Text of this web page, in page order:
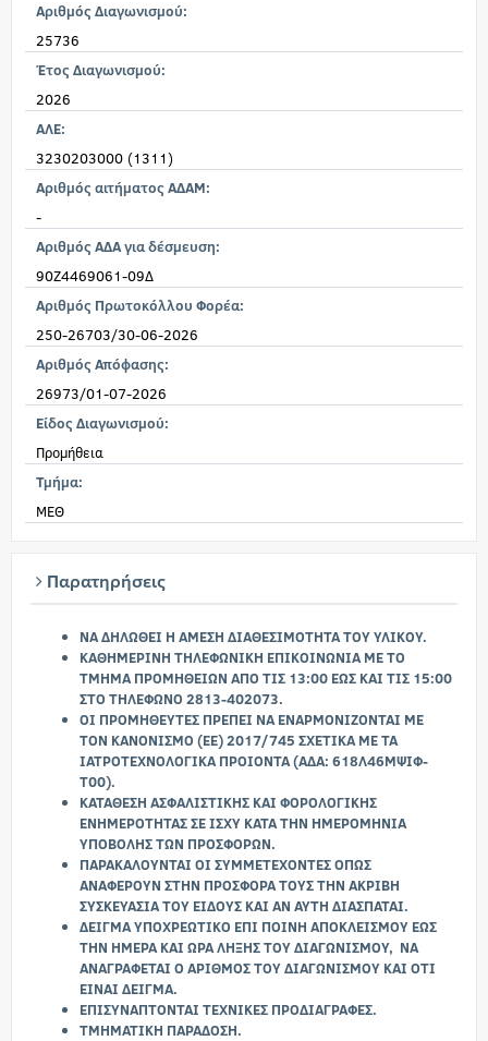
Αριθμός Διαγωνισμού:
25736
Έτος Διαγωνισμού:
2026
ΑΛΕ:
3230203000 (1311)
Αριθμός αιτήματος ΑΔΑΜ:
-
Αριθμός ΑΔΑ για δέσμευση:
90Ζ4469061-09Δ
Αριθμός Πρωτοκόλλου Φορέα:
250-26703/30-06-2026
Αριθμός Απόφασης:
26973/01-07-2026
Είδος Διαγωνισμού:
Προμήθεια
Τμήμα:
ΜΕΘ
Παρατηρήσεις
ΝΑ ΔΗΛΩΘΕΙ Η ΑΜΕΣΗ ΔΙΑΘΕΣΙΜΟΤΗΤΑ ΤΟΥ ΥΛΙΚΟΥ.
ΚΑΘΗΜΕΡΙΝΗ ΤΗΛΕΦΩΝΙΚΗ ΕΠΙΚΟΙΝΩΝΙΑ ΜΕ ΤΟ
ΤΜΗΜΑ ΠΡΟΜΗΘΕΙΩΝ ΑΠΟ ΤΙΣ 13:00 ΕΩΣ ΚΑΙ ΤΙΣ 15:00
ΣΤΟ ΤΗΛΕΦΩΝΟ 2813-402073.
ΟΙ ΠΡΟΜΗΘΕΥΤΕΣ ΠΡΕΠΕΙ ΝΑ ΕΝΑΡΜΟΝΙΖΟΝΤΑΙ ΜΕ
ΤΟΝ ΚΑΝΟΝΙΣΜΟ (ΕΕ) 2017/745 ΣΧΕΤΙΚΑ ΜΕ ΤΑ
ΙΑΤΡΟΤΕΧΝΟΛΟΓΙΚΑ ΠΡΟΙΟΝΤΑ (ΑΔΑ: 618Λ46ΜΨΙΦ-
Τ00).
ΚΑΤΑΘΕΣΗ ΑΣΦΑΛΙΣΤΙΚΗΣ ΚΑΙ ΦΟΡΟΛΟΓΙΚΗΣ
ΕΝΗΜΕΡΟΤΗΤΑΣ ΣΕ ΙΣΧΥ ΚΑΤΑ ΤΗΝ ΗΜΕΡΟΜΗΝΙΑ
ΥΠΟΒΟΛΗΣ ΤΩΝ ΠΡΟΣΦΟΡΩΝ.
ΠΑΡΑΚΑΛΟΥΝΤΑΙ ΟΙ ΣΥΜΜΕΤΕΧΟΝΤΕΣ ΟΠΩΣ
ΑΝΑΦΕΡΟΥΝ ΣΤΗΝ ΠΡΟΣΦΟΡΑ ΤΟΥΣ ΤΗΝ ΑΚΡΙΒΗ
ΣΥΣΚΕΥΑΣΙΑ ΤΟΥ ΕΙΔΟΥΣ ΚΑΙ ΑΝ ΑΥΤΗ ΔΙΑΣΠΑΤΑΙ.
ΔΕΙΓΜΑ ΥΠΟΧΡΕΩΤΙΚΟ ΕΠΙ ΠΟΙΝΗ ΑΠΟΚΛΕΙΣΜΟΥ ΕΩΣ
ΤΗΝ ΗΜΕΡΑ ΚΑΙ ΩΡΑ ΛΗΞΗΣ ΤΟΥ ΔΙΑΓΩΝΙΣΜΟΥ, ΝΑ
ΑΝΑΓΡΑΦΕΤΑΙ Ο ΑΡΙΘΜΟΣ ΤΟΥ ΔΙΑΓΩΝΙΣΜΟΥ ΚΑΙ ΟΤΙ
ΕΙΝΑΙ ΔΕΙΓΜΑ.
ΕΠΙΣΥΝΑΠΤΟΝΤΑΙ ΤΕΧΝΙΚΕΣ ΠΡΟΔΙΑΓΡΑΦΕΣ.
ΤΜΗΜΑΤΙΚΗ ΠΑΡΑΔΟΣΗ.